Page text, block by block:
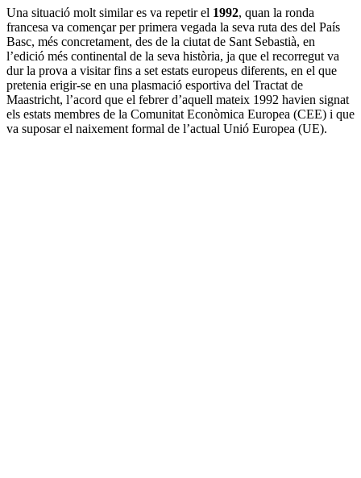
Una situació molt similar es va repetir el 1992, quan la ronda
francesa va començar per primera vegada la seva ruta des del País
Basc, més concretament, des de la ciutat de Sant Sebastià, en
l’edició més continental de la seva història, ja que el recorregut va
dur la prova a visitar fins a set estats europeus diferents, en el que
pretenia erigir-se en una plasmació esportiva del Tractat de
Maastricht, l’acord que el febrer d’aquell mateix 1992 havien signat
els estats membres de la Comunitat Econòmica Europea (CEE) i que
va suposar el naixement formal de l’actual Unió Europea (UE).